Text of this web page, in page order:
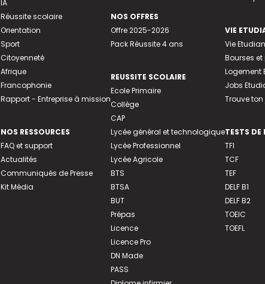
IA
Réussite scolaire
Orientation
Sport
Citoyenneté
Afrique
Francophonie
Rapport - Entreprise à mission
NOS RESSOURCES
FAQ et support
Actualités
Communiqués de Presse
Kit Média
NOS OFFRES
Offre 2025-2026
Pack Réussite 4 ans
REUSSITE SCOLAIRE
Ecole Primaire
Collège
CAP
Lycée général et technologique
Lycée Professionnel
Lycée Agricole
BTS
BTSA
BUT
Prépas
Licence
Licence Pro
DN Made
PASS
VIE
Vie
Bourses
Logement
Jobs
Trouve
TESTS DE
TFI
TCF
TEF
DELF B1
DELF B2
TOEIC
TOEFL